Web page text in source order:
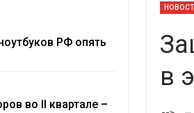
в
РФ опять
во II квартале –